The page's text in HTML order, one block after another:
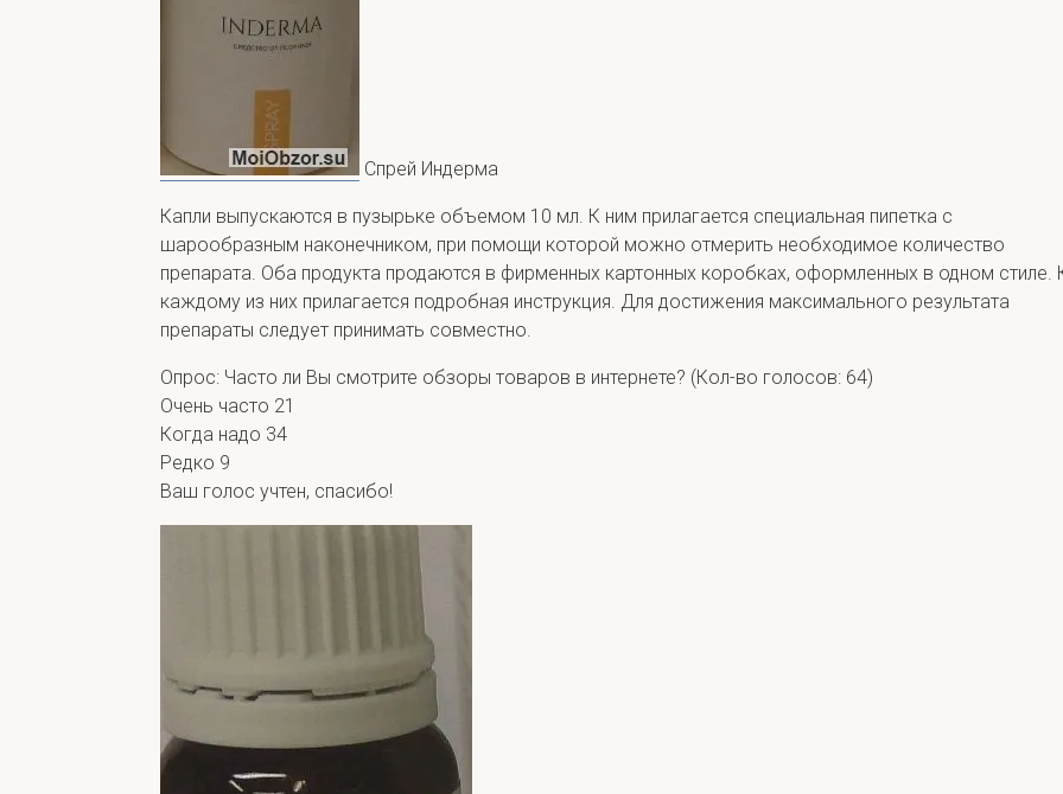
Спрей Индерма
Капли выпускаются в пузырьке объемом 10 мл. К ним прилагается специальная пипетка с
шарообразным наконечником, при помощи которой можно отмерить необходимое количество
препарата. Оба продукта продаются в фирменных картонных коробках, оформленных в одном стиле.
каждому из них прилагается подробная инструкция. Для достижения максимального результата
препараты следует принимать совместно.
Опрос: Часто ли Вы смотрите обзоры товаров в интернете? (Кол-во голосов: 64)
Очень часто 21
Когда надо 34
Редко 9
Ваш голос учтен, спасибо!